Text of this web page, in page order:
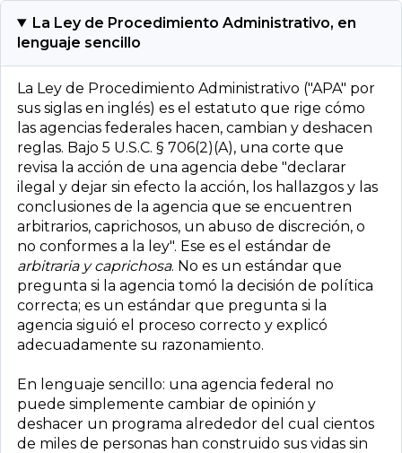
La Ley de Procedimiento Administrativo, en
lenguaje sencillo
La Ley de Procedimiento Administrativo ("APA" por
sus siglas en inglés) es el estatuto que rige cómo
las agencias federales hacen, cambian y deshacen
reglas. Bajo 5 U.S.C. § 706(2)(A), una corte que
revisa la acción de una agencia debe "declarar
ilegal y dejar sin efecto la acción, los hallazgos y las
conclusiones de la agencia que se encuentren
arbitrarios, caprichosos, un abuso de discreción, o
no conformes a la ley". Ese es el estándar de
arbitraria y caprichosa. No es un estándar que
pregunta si la agencia tomó la decisión de política
correcta; es un estándar que pregunta si la
agencia siguió el proceso correcto y explicó
adecuadamente su razonamiento.
En lenguaje sencillo: una agencia federal no
puede simplemente cambiar de opinión y
deshacer un programa alrededor del cual cientos
de miles de personas han construido sus vidas sin